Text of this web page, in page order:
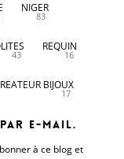
NIGER
83
43
REQUIN
16
BIJOUX
17
e-mail.
à ce blog et